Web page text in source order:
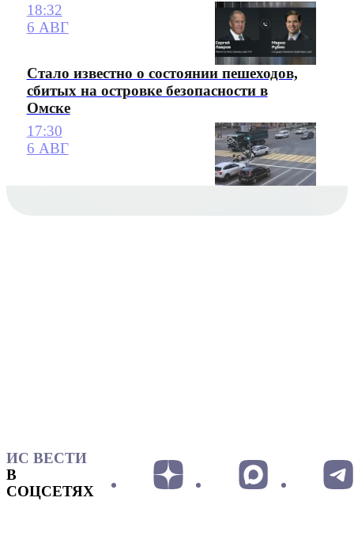
18:32
6 АВГ
Стало известно о состоянии пешеходов,
сбитых на островке безопасности в
Омске
17:30
6 АВГ
ИС ВЕСТИ
В
СОЦСЕТЯХ